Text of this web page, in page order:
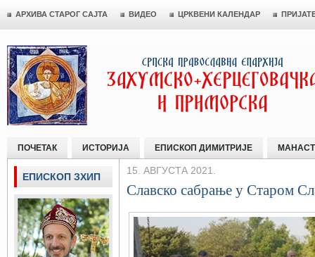
АРХИВА СТАРОГ САЈТА ВИДЕО ЦРКВЕНИ КАЛЕНДАР
ПОЧЕТАК ИСТОРИЈА ЕПИСКОП ДИМИТРИЈЕ
15. АВГУСТА 2021.
Славско сабрање у Старом
ЕПИСКОП ЗХИП